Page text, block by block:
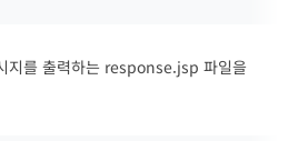
지를 출력하는 response.jsp 파일을